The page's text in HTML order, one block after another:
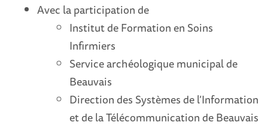
Avec la participation de
Institut de Formation en Soins
Infirmiers
Service archéologique municipal de
Beauvais
Direction des Systèmes de l’Information
et de la Télécommunication de Beauvais